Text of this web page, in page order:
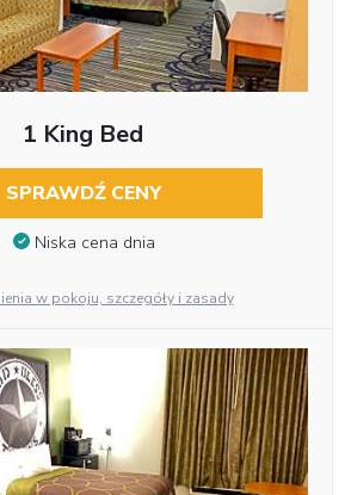
1 King Bed
SPRAWDŹ CENY
Niska cena dnia
w pokoju, szczegóły i zasady